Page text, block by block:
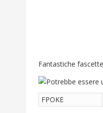
Fantastiche
FPOKE